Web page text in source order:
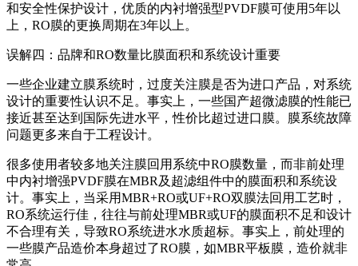
和安全性保护设计，优质的内衬增强型PVDF膜可使用5年以
上，RO膜的更换周期在3年以上。
误解四：品牌和RO数量比膜面积和系统设计重要
一些企业建立膜系统时，过度关注膜是否为进口产品，对系统
设计的重要性认识不足。事实上，一些国产超微滤膜的性能已
接近甚至达到国际先进水平，性价比超过进口膜。膜系统故障
问题更多来自于工程设计。
很多使用者较多地关注膜回用系统中RO膜数量，而非前处理
中内衬增强PVDF膜在MBR及超滤组件中的膜面积和系统设
计。事实上，当采用MBR+RO或UF+RO双膜法回用工艺时，
RO系统运行佳，往往与前处理MBR或UF的膜面积不足和设计
不合理有关，导致RO系统进水水质超标。事实上，前处理的
一些膜产品造价本身超过了RO膜，如MBR平板膜，造价就非